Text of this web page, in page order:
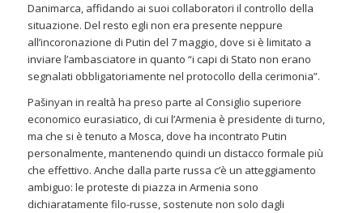
Danimarca, affidando ai suoi collaboratori il controllo della
situazione. Del resto egli non era presente neppure
all’incoronazione di Putin del 7 maggio, dove si è limitato a
inviare l’ambasciatore in quanto “i capi di Stato non erano
segnalati obbligatoriamente nel protocollo della cerimonia”.
Pašinyan in realtà ha preso parte al Consiglio superiore
economico eurasiatico, di cui l’Armenia è presidente di turno,
ma che si è tenuto a Mosca, dove ha incontrato Putin
personalmente, mantenendo quindi un distacco formale più
che effettivo. Anche dalla parte russa c’è un atteggiamento
ambiguo: le proteste di piazza in Armenia sono
dichiaratamente filo-russe, sostenute non solo dagli